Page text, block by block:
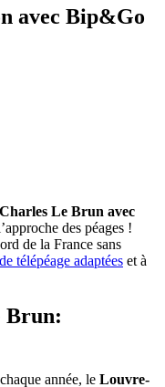
avec Bip&Go
Le Brun avec
des péages !
de la France sans
télépéage adaptées et à
Brun:
année, le Louvre-